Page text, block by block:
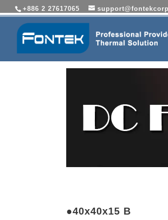
+886 2 27617065
●40x40x15 B